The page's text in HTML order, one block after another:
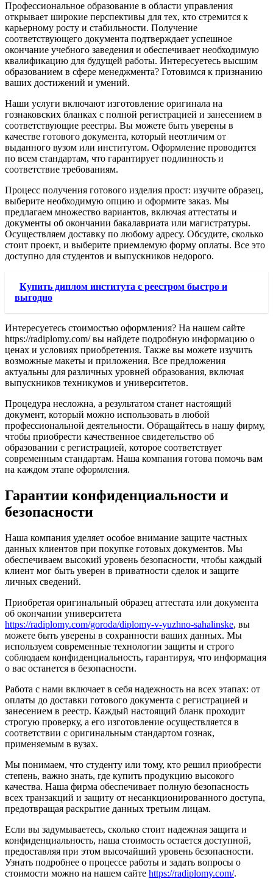
Профессиональное образование в области управления
открывает широкие перспективы для тех, кто стремится к
карьерному росту и стабильности. Получение
соответствующего документа подтверждает успешное
окончание учебного заведения и обеспечивает необходимую
квалификацию для будущей работы. Интересуетесь высшим
образованием в сфере менеджмента? Готовимся к признанию
ваших достижений и умений.
Наши услуги включают изготовление оригинала на
гознаковских бланках с полной регистрацией и занесением в
соответствующие реестры. Вы можете быть уверены в
качестве готового документа, который неотличим от
выданного вузом или институтом. Оформление проводится
по всем стандартам, что гарантирует подлинность и
соответствие требованиям.
Процесс получения готового изделия прост: изучите образец,
выберите необходимую опцию и оформите заказ. Мы
предлагаем множество вариантов, включая аттестаты и
документы об окончании бакалавриата или магистратуры.
Осуществляем доставку по любому адресу. Обсудите, сколько
стоит проект, и выберите приемлемую форму оплаты. Все это
доступно для студентов и выпускников недорого.
Купить диплом института с реестром быстро и
выгодно
Интересуетесь стоимостью оформления? На нашем сайте
https://radiplomy.com/ вы найдете подробную информацию о
ценах и условиях приобретения. Также вы можете изучить
возможные макеты и приложения. Все предложения
актуальны для различных уровней образования, включая
выпускников техникумов и университетов.
Процедура несложна, а результатом станет настоящий
документ, который можно использовать в любой
профессиональной деятельности. Обращайтесь в нашу фирму,
чтобы приобрести качественное свидетельство об
образовании с регистрацией, которое соответствует
современным стандартам. Наша компания готова помочь вам
на каждом этапе оформления.
Гарантии конфиденциальности и
безопасности
Наша компания уделяет особое внимание защите частных
данных клиентов при покупке готовых документов. Мы
обеспечиваем высокий уровень безопасности, чтобы каждый
клиент мог быть уверен в приватности сделок и защите
личных сведений.
Приобретая оригинальный образец аттестата или документа
об окончании университета
https://radiplomy.com/goroda/diplomy-v-yuzhno-sahalinske, вы
можете быть уверены в сохранности ваших данных. Мы
используем современные технологии защиты и строго
соблюдаем конфиденциальность, гарантируя, что информация
о вас останется в безопасности.
Работа с нами включает в себя надежность на всех этапах: от
оплаты до доставки готового документа с регистрацией и
занесением в реестр. Каждый настоящий бланк проходит
строгую проверку, а его изготовление осуществляется в
соответствии с оригинальным стандартом гознак,
применяемым в вузах.
Мы понимаем, что студенту или тому, кто решил приобрести
степень, важно знать, где купить продукцию высокого
качества. Наша фирма обеспечивает полную безопасность
всех транзакций и защиту от несанкционированного доступа,
предотвращая раскрытие данных третьим лицам.
Если вы задумываетесь, сколько стоит надежная защита и
конфиденциальность, наша стоимость остается доступной,
предоставляя при этом высочайший уровень безопасности.
Узнать подробнее о процессе работы и задать вопросы о
стоимости можно на нашем сайте https://radiplomy.com/.